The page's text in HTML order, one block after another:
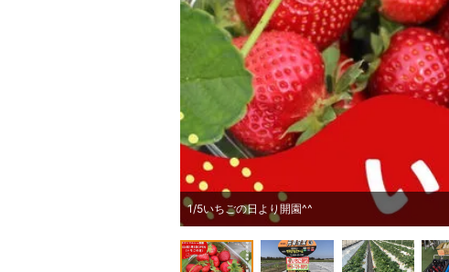
1/5いちごの日より開園^^